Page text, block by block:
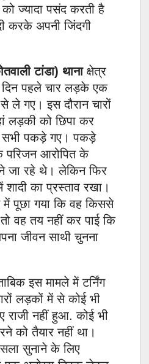
ज्यादा पसंद करती है
करके अपनी जिंदगी
टांडा) थानाक्षेत्र
पहले चार लड़के एक
गए। इस दौरान चारों
लड़की को छिपा कर
पकड़े गए। पकड़े
आरोपित के
जा रहे थे। लेकिन फिर
का प्रस्ताव रखा।
पूछा गया कि वह किससे
वह तय नहीं कर पाई कि
जीवन साथी चुनना
इस मामले में टर्निंग
लड़कों में से कोई भी
राजी नहीं हुआ. कोई भी
को तैयार नहीं था।
सुनाने के लिए